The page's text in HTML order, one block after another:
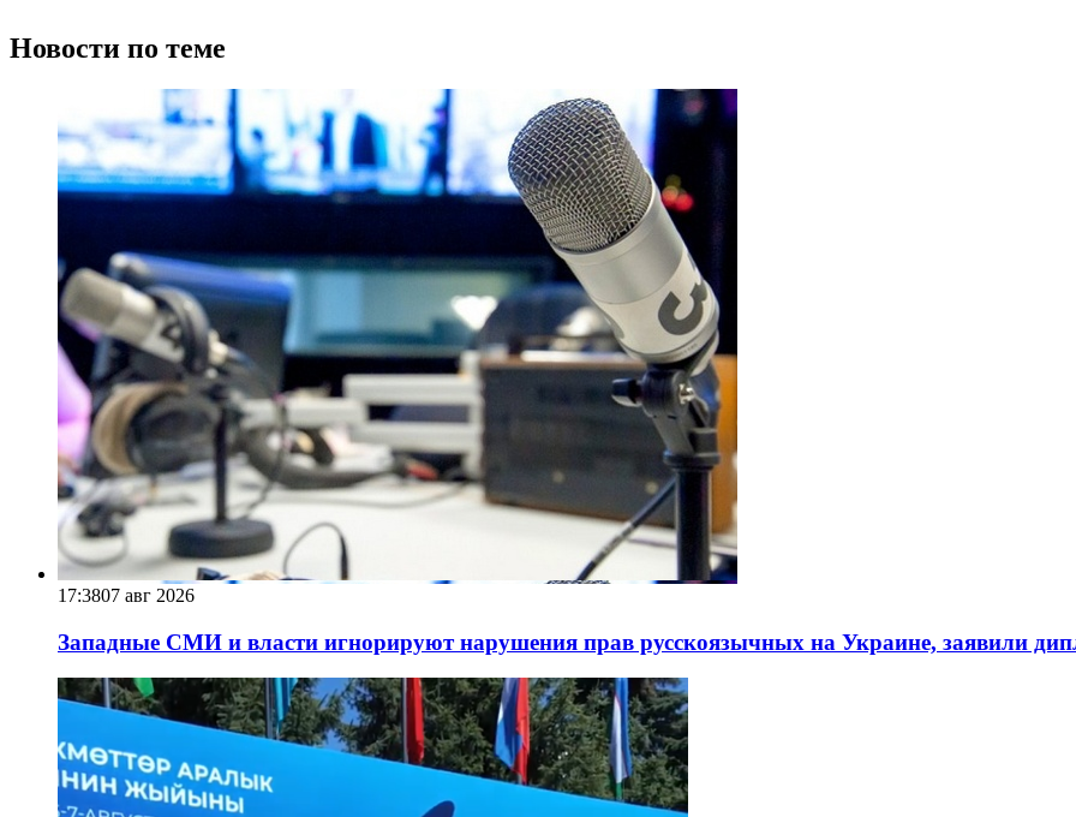
Новости по теме
17:3807 авг 2026
Западные СМИ и власти игнорируют нарушения прав русскоязычных на Украине, заявили